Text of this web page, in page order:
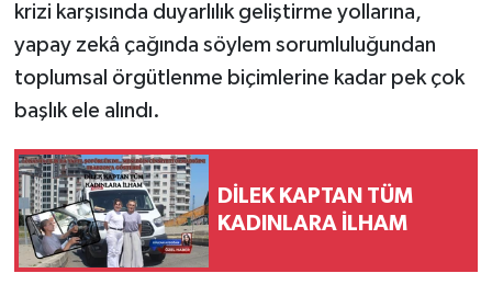
krizi karşısında duyarlılık geliştirme yollarına,
yapay zekâ çağında söylem sorumluluğundan
toplumsal örgütlenme biçimlerine kadar pek çok
başlık ele alındı.
DİLEK KAPTAN TÜM
KADINLARA İLHAM